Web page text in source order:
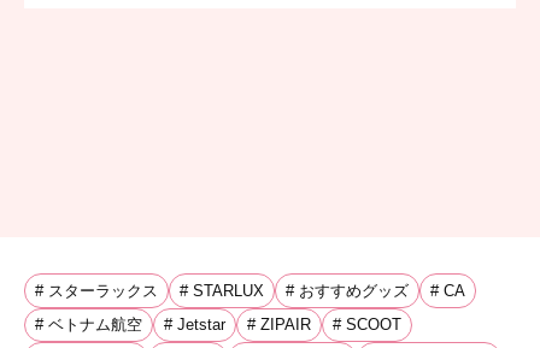
# スターラックス # STARLUX # おすすめグッズ
# CA
# ベトナム航空
# Jetstar # ZIPAIR
# SCOOT